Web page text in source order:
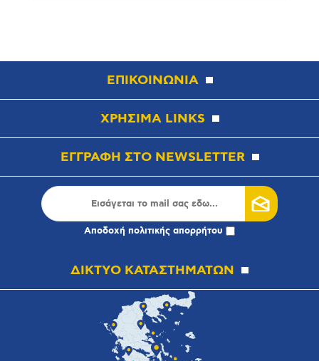
ΕΠΙΚΟΙΝΩΝΙΑ
ΧΡΗΣΙΜΑ LINKS
ΕΓΓΡΑΦΗ ΣΤΟ NEWSLETTER
Αποδοχή πολιτικής απορρήτου
ΔΙΚΤΥΟ ΚΑΤΑΣΤΗΜΑΤΩΝ